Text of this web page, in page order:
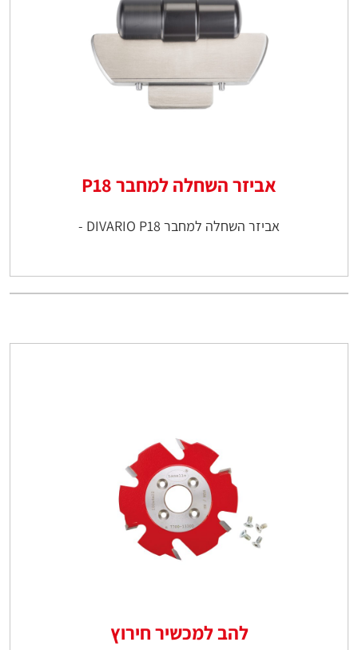
אביזר השחלה למחבר P18
אביזר השחלה למחבר DIVARIO P18 -
להב למכשיר חירוץ